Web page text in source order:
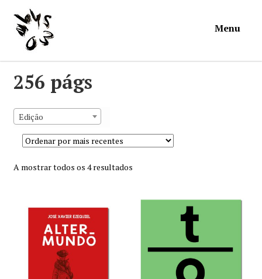
Ir
para
navegação
Saltar
para
conteúdo
Menu
Mymosa
Torpor
Carrinho
Minha conta
256 págs
Edição
A mostrar todos os 4 resultadosSorted